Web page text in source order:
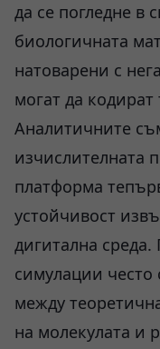
да се погледне в
биологичната
натоварени с
могат да
Аналитичните
изчислителната
платформа
устойчивост
дигитална
симулации често
между
на молекулата и